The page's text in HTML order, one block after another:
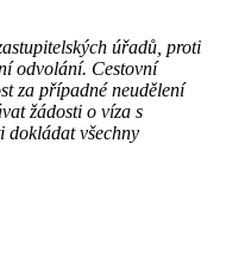
úřadů, proti
odvolání. Cestovní
za případné neudělení
žádosti o víza s
dokládat všechny